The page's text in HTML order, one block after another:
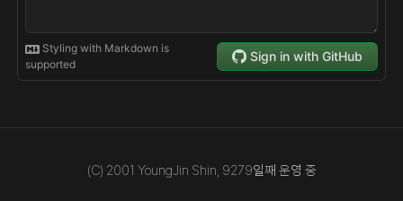
(C) 2001 YoungJin Shin, 9279일째 운영 중